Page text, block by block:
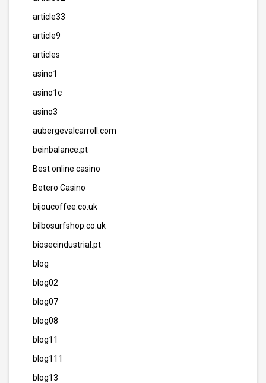
article33
article9
articles
asino1
asino1c
asino3
aubergevalcarroll.com
beinbalance.pt
Best online casino
Betero Casino
bijoucoffee.co.uk
bilbosurfshop.co.uk
biosecindustrial.pt
blog
blog02
blog07
blog08
blog11
blog111
blog13